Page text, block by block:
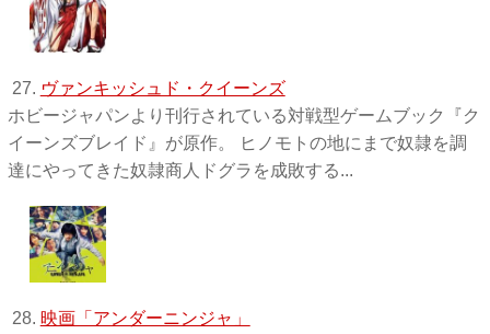
27. ヴァンキッシュド・クイーンズ
ホビージャパンより刊行されている対戦型ゲームブック『ク
イーンズブレイド』が原作。 ヒノモトの地にまで奴隷を調
達にやってきた奴隷商人ドグラを成敗する...
28. 映画「アンダーニンジャ」